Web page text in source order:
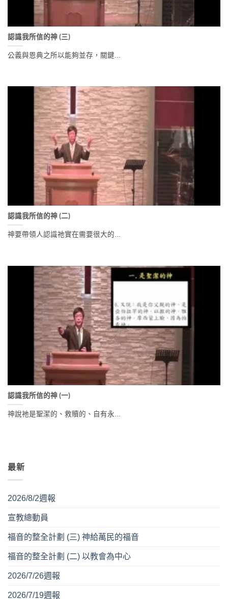
認識我所信的神 (三)
公義與恩典之所以能夠並存，關鍵...
認識我所信的神 (二)
神要帶領人認識祂實在需要很大的...
認識我所信的神 (一)
神說祂是聖潔的、救贖的、自有永...
最新
2026/8/2週報
宣教總動員
福音的整全計劃 (三) 神給萬民的福音
福音的整全計劃 (二) 以教會為中心
2026/7/26週報
2026/7/19週報